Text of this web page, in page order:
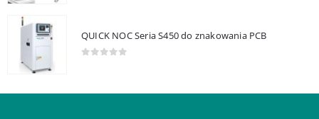
QUICK NOC Seria S450 do znakowania PCB